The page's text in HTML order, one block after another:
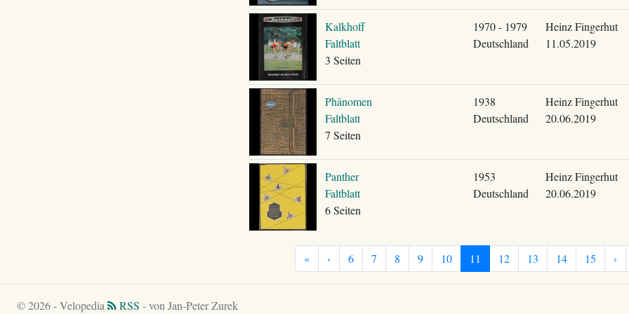
Kalkhoff
Faltblatt
3 Seiten
1970 - 1979
Deutschland
Heinz Fingerhut
11.05.2019
Phänomen
Faltblatt
7 Seiten
1938
Deutschland
Heinz Fingerhut
20.06.2019
Panther
Faltblatt
6 Seiten
1953
Deutschland
Heinz Fingerhut
20.06.2019
« ‹ 6 7 8 9 10 11 12 13 14 15 ›
© 2026 - Velopedia RSS - von Jan-Peter Zurek